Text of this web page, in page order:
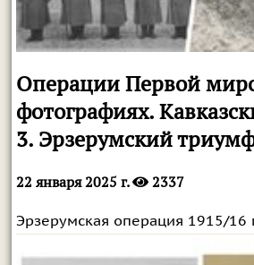
Операции Первой
фотографиях.
3. Эрзерумский
22 января 2025 г. 2337
Эрзерумская операция 1915/16